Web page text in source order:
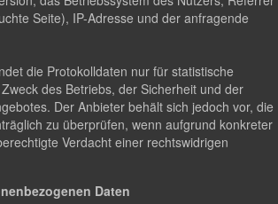
Seite), IP-Adresse und der anfragende
die Protokolldaten nur für statistische
des Betriebs, der Sicherheit und der
Der Anbieter behält sich jedoch vor, die
zu überprüfen, wenn aufgrund konkreter
Verdacht einer rechtswidrigen
Daten